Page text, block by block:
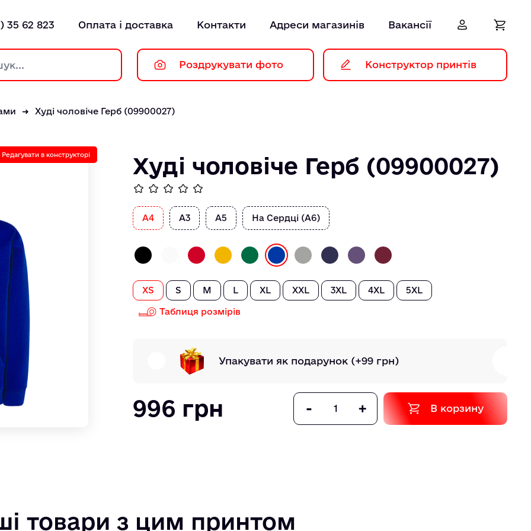
35 62 823 Оплата і доставка Контакти Адреси магазинів Вакансії
Роздрукувати фото Конструктор принтів
Худі чоловіче Герб (09900027)
Редагувати в конструкторі Худі чоловіче Герб (09900027)
А4 А3 А5 На Сердці (А6)
XS S M L XL XXL 3XL 4XL 5XL
Таблиця розмірів
Упакувати як подарунок (+99 грн)
996 грн - + В корзину
товари з цим принтом